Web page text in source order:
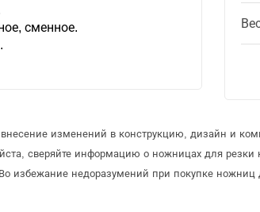
сменное.
внесение изменений в конструкцию, дизайн и
сверяйте информацию о ножницах для
избежание недоразумений при покупке ножниц